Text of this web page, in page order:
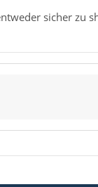
sicher zu